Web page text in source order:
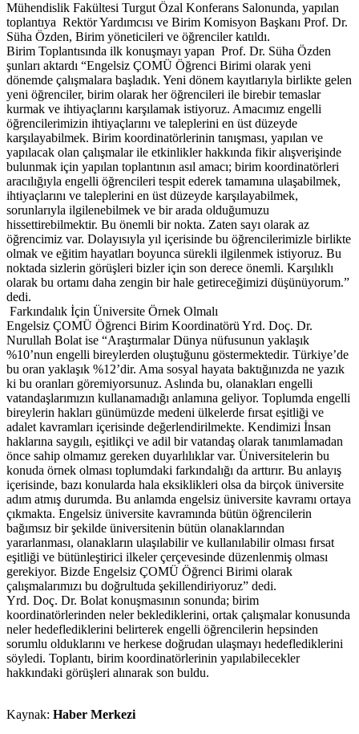
Mühendislik Fakültesi Turgut Özal Konferans Salonunda, yapılan
toplantıya Rektör Yardımcısı ve Birim Komisyon Başkanı Prof. Dr.
Süha Özden, Birim yöneticileri ve öğrenciler katıldı.
Birim Toplantısında ilk konuşmayı yapan Prof. Dr. Süha Özden
şunları aktardı “Engelsiz ÇOMÜ Öğrenci Birimi olarak yeni
dönemde çalışmalara başladık. Yeni dönem kayıtlarıyla birlikte gelen
yeni öğrenciler, birim olarak her öğrencileri ile birebir temaslar
kurmak ve ihtiyaçlarını karşılamak istiyoruz. Amacımız engelli
öğrencilerimizin ihtiyaçlarını ve taleplerini en üst düzeyde
karşılayabilmek. Birim koordinatörlerinin tanışması, yapılan ve
yapılacak olan çalışmalar ile etkinlikler hakkında fikir alışverişinde
bulunmak için yapılan toplantının asıl amacı; birim koordinatörleri
aracılığıyla engelli öğrencileri tespit ederek tamamına ulaşabilmek,
ihtiyaçlarını ve taleplerini en üst düzeyde karşılayabilmek,
sorunlarıyla ilgilenebilmek ve bir arada olduğumuzu
hissettirebilmektir. Bu önemli bir nokta. Zaten sayı olarak az
öğrencimiz var. Dolayısıyla yıl içerisinde bu öğrencilerimizle birlikte
olmak ve eğitim hayatları boyunca sürekli ilgilenmek istiyoruz. Bu
noktada sizlerin görüşleri bizler için son derece önemli. Karşılıklı
olarak bu ortamı daha zengin bir hale getireceğimizi düşünüyorum.”
dedi.
Farkındalık İçin Üniversite Örnek Olmalı
Engelsiz ÇOMÜ Öğrenci Birim Koordinatörü Yrd. Doç. Dr.
Nurullah Bolat ise “Araştırmalar Dünya nüfusunun yaklaşık
%10’nun engelli bireylerden oluştuğunu göstermektedir. Türkiye’de
bu oran yaklaşık %12’dir. Ama sosyal hayata baktığınızda ne yazık
ki bu oranları göremiyorsunuz. Aslında bu, olanakları engelli
vatandaşlarımızın kullanamadığı anlamına geliyor. Toplumda engelli
bireylerin hakları günümüzde medeni ülkelerde fırsat eşitliği ve
adalet kavramları içerisinde değerlendirilmekte. Kendimizi İnsan
haklarına saygılı, eşitlikçi ve adil bir vatandaş olarak tanımlamadan
önce sahip olmamız gereken duyarlılıklar var. Üniversitelerin bu
konuda örnek olması toplumdaki farkındalığı da arttırır. Bu anlayış
içerisinde, bazı konularda hala eksiklikleri olsa da birçok üniversite
adım atmış durumda. Bu anlamda engelsiz üniversite kavramı ortaya
çıkmakta. Engelsiz üniversite kavramında bütün öğrencilerin
bağımsız bir şekilde üniversitenin bütün olanaklarından
yararlanması, olanakların ulaşılabilir ve kullanılabilir olması fırsat
eşitliği ve bütünleştirici ilkeler çerçevesinde düzenlenmiş olması
gerekiyor. Bizde Engelsiz ÇOMÜ Öğrenci Birimi olarak
çalışmalarımızı bu doğrultuda şekillendiriyoruz” dedi.
Yrd. Doç. Dr. Bolat konuşmasının sonunda; birim
koordinatörlerinden neler beklediklerini, ortak çalışmalar konusunda
neler hedeflediklerini belirterek engelli öğrencilerin hepsinden
sorumlu olduklarını ve herkese doğrudan ulaşmayı hedeflediklerini
söyledi. Toplantı, birim koordinatörlerinin yapılabilecekler
hakkındaki görüşleri alınarak son buldu.
Kaynak: Haber Merkezi